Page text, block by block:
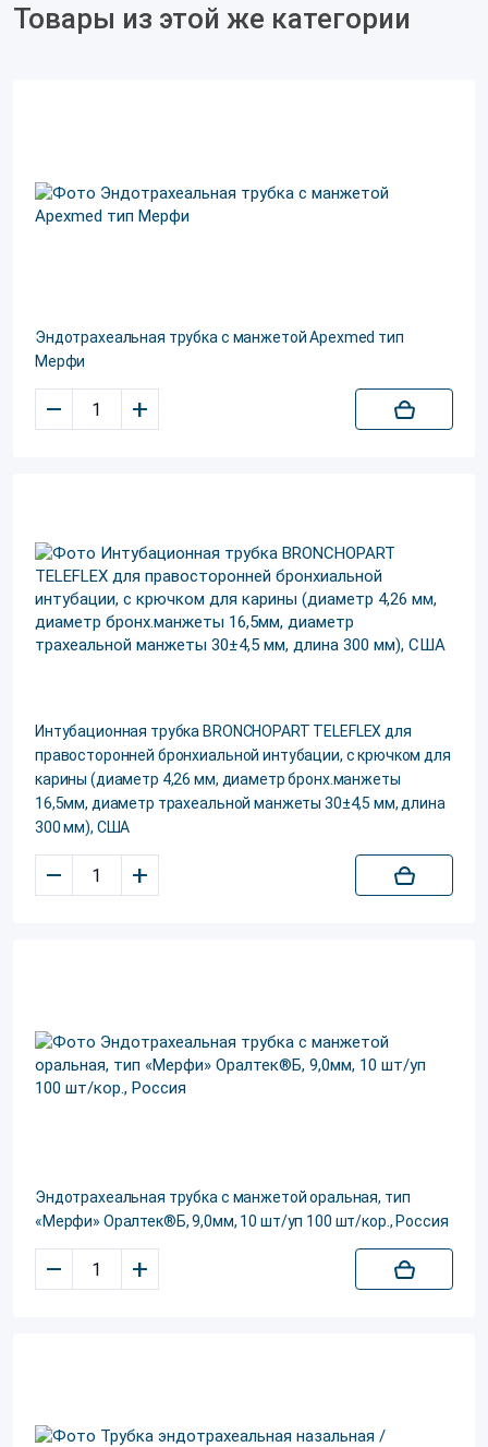
Товары из этой же категории
Эндотрахеальная трубка с манжетой Apexmed тип
Мерфи
– +
Интубационная трубка BRONCHOPART TELEFLEX для
правосторонней бронхиальной интубации, с крючком для
карины (диаметр 4,26 мм, диаметр бронх.манжеты
16,5мм, диаметр трахеальной манжеты 30±4,5 мм, длина
300 мм), США
– +
Эндотрахеальная трубка с манжетой оральная, тип
«Мерфи» Оралтек®Б, 9,0мм, 10 шт/уп 100 шт/кор., Россия
– +